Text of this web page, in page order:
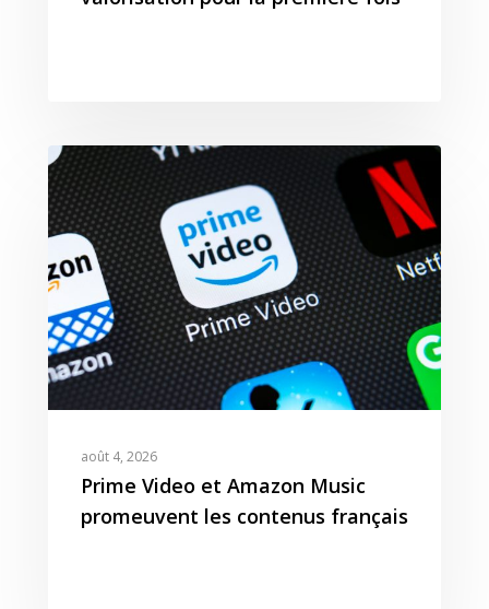
août 4, 2026
Prime Video et Amazon Music
promeuvent les contenus français